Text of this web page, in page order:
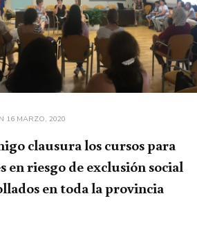
16 MARZO, 2020
clausura los cursos para
en riesgo de exclusión social
en toda la provincia